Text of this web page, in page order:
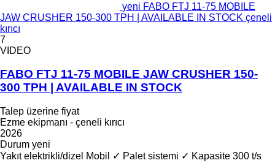
yeni FABO FTJ 11-75 MOBILE
JAW CRUSHER 150-300 TPH | AVAILABLE IN STOCK çeneli
kırıcı
7
VIDEO
FABO FTJ 11-75 MOBILE JAW CRUSHER 150-
300 TPH | AVAILABLE IN STOCK
Talep üzerine fiyat
Ezme ekipmanı - çeneli kırıcı
2026
Durum yeni
Yakıt elektrikli/dizel Mobil ✓ Palet sistemi ✓ Kapasite 300 t/s